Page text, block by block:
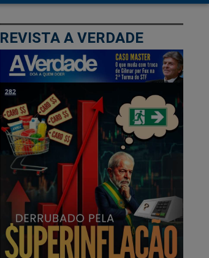
REVISTA A VERDADE